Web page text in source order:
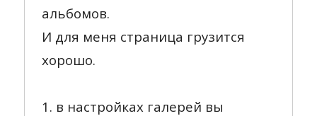
альбомов.
И для меня страница грузится
хорошо.
1. в настройках галерей вы